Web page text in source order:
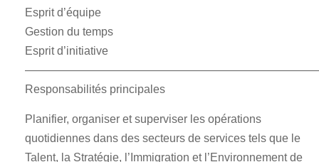
Esprit d’équipe
Gestion du temps
Esprit d’initiative
Responsabilités principales
Planifier, organiser et superviser les opérations
quotidiennes dans des secteurs de services tels que le
Talent, la Stratégie, l’Immigration et l’Environnement de